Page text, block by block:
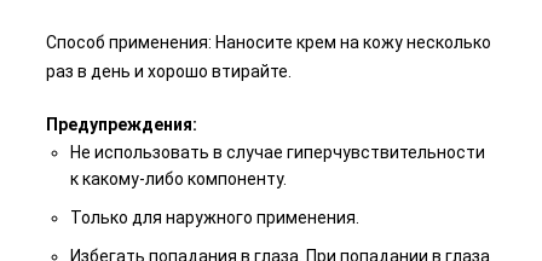
Способ применения: Наносите крем на кожу несколько
раз в день и хорошо втирайте.
Предупреждения:
Не использовать в случае гиперчувствительности
к какому-либо компоненту.
Только для наружного применения.
Избегать попадания в глаза. При попадании в глаза